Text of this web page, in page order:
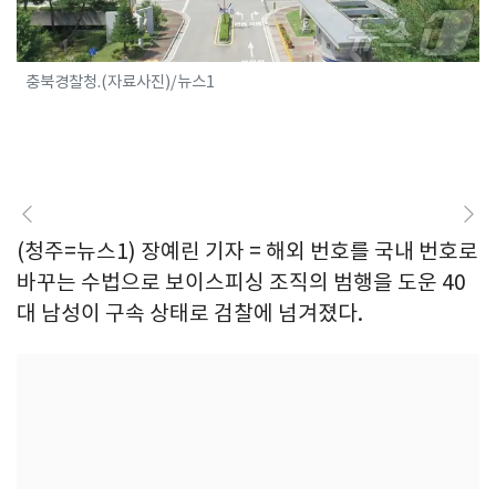
충북경찰청.(자료사진)/뉴스1
(청주=뉴스1) 장예린 기자 = 해외 번호를 국내 번호로
바꾸는 수법으로 보이스피싱 조직의 범행을 도운 40
대 남성이 구속 상태로 검찰에 넘겨졌다.